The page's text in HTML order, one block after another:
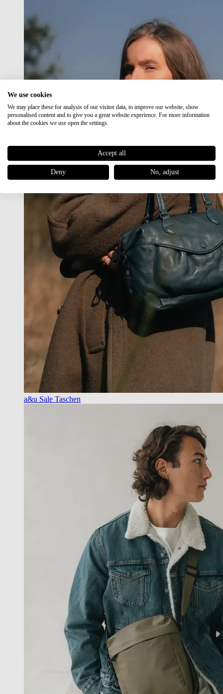
a&u Sale Taschen
We use cookies
We may place these for analysis of our visitor data, to improve our website, show
personalised content and to give you a great website experience. For more information
about the cookies we use open the settings.
Accept all
Deny No, adjust